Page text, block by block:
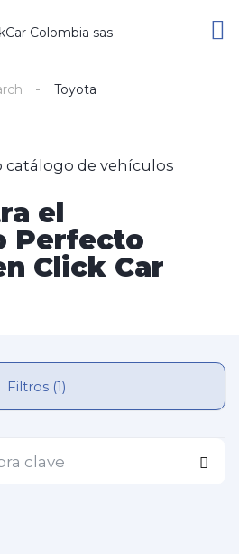
Toyota
catálogo de vehículos
el
Perfecto
Click Car
Filtros (1)